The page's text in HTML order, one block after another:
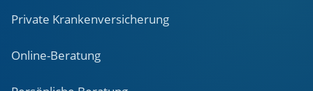
Private Krankenversicherung
Online-Beratung